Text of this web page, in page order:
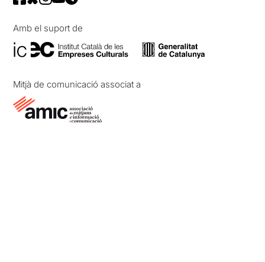
Amb el suport de
Mitjà de comunicació associat a